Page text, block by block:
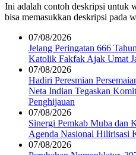
Ini adalah contoh deskripsi untuk
bisa memasukkan deskripsi pada
07/08/2026
Jelang Peringatan 666
Katolik Fakfak Ajak Umat
07/08/2026
Hadiri Peresmian
Neta Indian Tegaskan
Penghijauan
07/08/2026
Sinergi Pemkab Muba dan
Agenda Nasional Hilirisasi
07/08/2026